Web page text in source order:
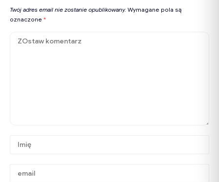
Twój adres email nie zostanie opublikowany. Wymagane pola są
oznaczone *